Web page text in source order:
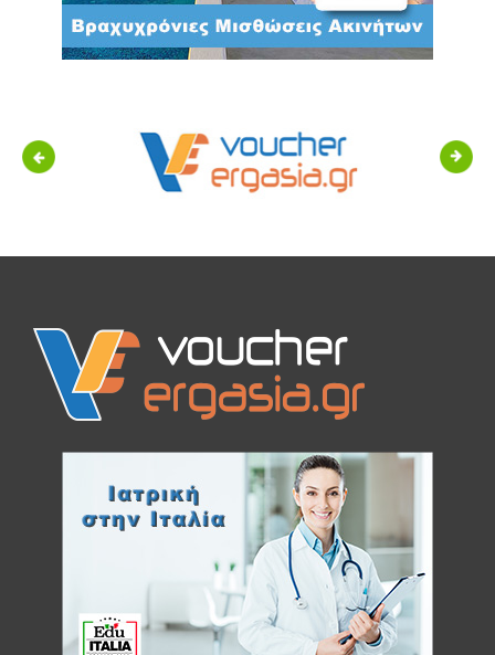
Previous Next